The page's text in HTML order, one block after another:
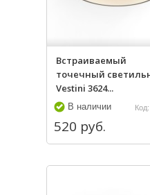
Встраиваемый
точечный
Vestini 3624...
В наличии
520 руб.